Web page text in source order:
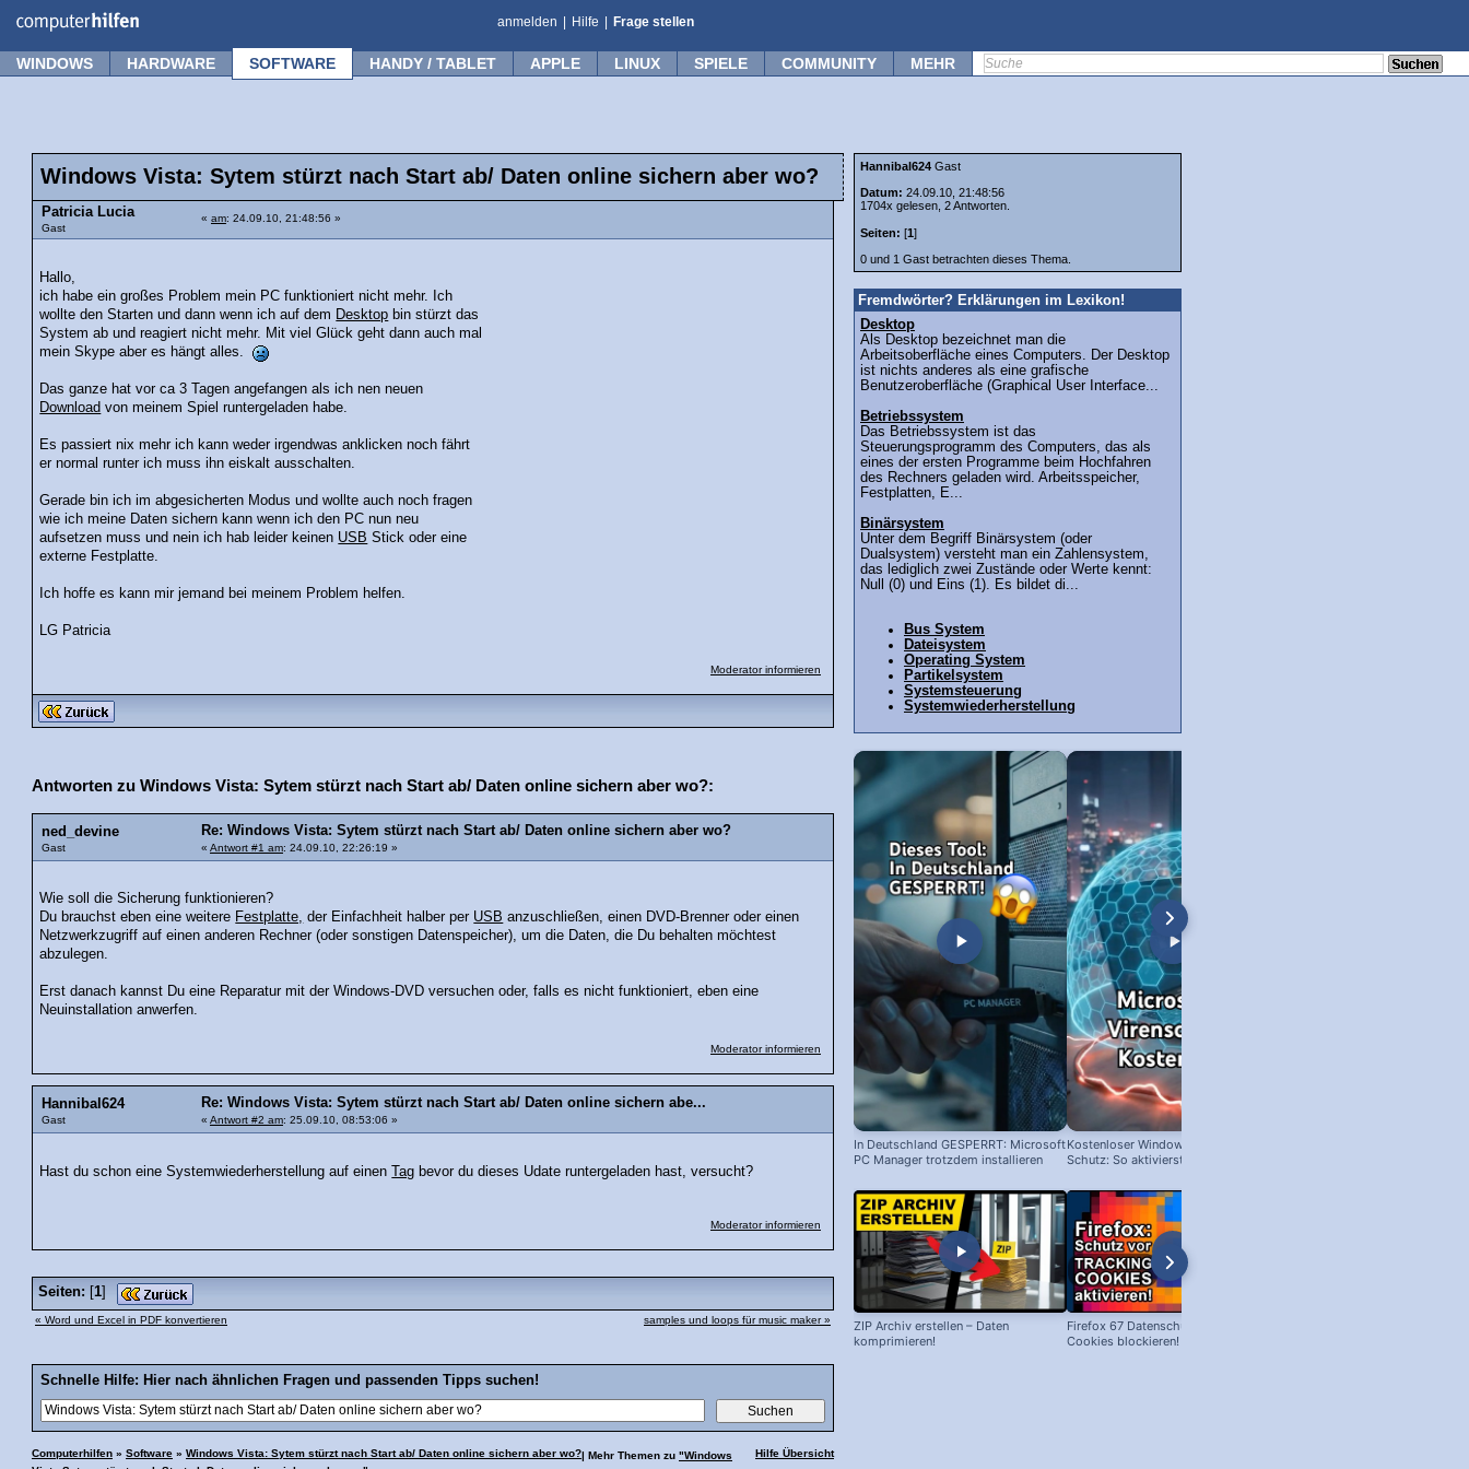
anmelden Hilfe Frage stellen
WINDOWS HARDWARE SOFTWARE HANDY / TABLET APPLE LINUX SPIELE COMMUNITY MEHR
Windows Vista: Sytem stürzt nach Start ab/ Daten online sichern aber wo?
Patricia Lucia
Gast
« am: 24.09.10, 21:48:56 »
Hallo,
ich habe ein großes Problem mein PC funktioniert nicht mehr. Ich
wollte den Starten und dann wenn ich auf dem Desktop bin stürzt das
System ab und reagiert nicht mehr. Mit viel Glück geht dann auch mal
mein Skype aber es hängt alles.
Das ganze hat vor ca 3 Tagen angefangen als ich nen neuen
Download von meinem Spiel runtergeladen habe.
Es passiert nix mehr ich kann weder irgendwas anklicken noch fährt
er normal runter ich muss ihn eiskalt ausschalten.
Gerade bin ich im abgesicherten Modus und wollte auch noch fragen
wie ich meine Daten sichern kann wenn ich den PC nun neu
aufsetzen muss und nein ich hab leider keinen USB Stick oder eine
externe Festplatte.
Ich hoffe es kann mir jemand bei meinem Problem helfen.
LG Patricia
Moderator informieren
Antworten zu Windows Vista: Sytem stürzt nach Start ab/ Daten online sichern aber wo?:
ned_devine
Gast
Re: Windows Vista: Sytem stürzt nach Start ab/ Daten online sichern aber wo?
« Antwort #1 am: 24.09.10, 22:26:19 »
Wie soll die Sicherung funktionieren?
Du brauchst eben eine weitere Festplatte, der Einfachheit halber per USB anzuschließen, einen DVD-Brenner oder einen
Netzwerkzugriff auf einen anderen Rechner (oder sonstigen Datenspeicher), um die Daten, die Du behalten möchtest
abzulegen.
Erst danach kannst Du eine Reparatur mit der Windows-DVD versuchen oder, falls es nicht funktioniert, eben eine
Neuinstallation anwerfen.
Moderator informieren
Hannibal624
Gast
Re: Windows Vista: Sytem stürzt nach Start ab/ Daten online sichern abe...
« Antwort #2 am: 25.09.10, 08:53:06 »
Hast du schon eine Systemwiederherstellung auf einenTag bevor du dieses Udate runtergeladen hast, versucht?
Moderator informieren
Seiten: [1]
« Word und Excel in PDF konvertieren samples und loops für music maker »
Schnelle Hilfe: Hier nach ähnlichen Fragen und passenden Tipps suchen!
Computerhilfen » Software » Windows Vista: Sytem stürzt nach Start ab/ Daten online sichern aber wo? Hilfe Übersicht
| Mehr Themen zu "Windows
Hannibal624 Gast
Datum: 24.09.10, 21:48:56
1704x gelesen, 2 Antworten.
Seiten: [1]
0 und 1 Gast betrachten dieses Thema.
Fremdwörter? Erklärungen im Lexikon!
Desktop
Als Desktop bezeichnet man die
Arbeitsoberfläche eines Computers. Der Desktop
ist nichts anderes als eine grafische
Benutzeroberfläche (Graphical User Interface...
Betriebssystem
Das Betriebssystem ist das
Steuerungsprogramm des Computers, das als
eines der ersten Programme beim Hochfahren
des Rechners geladen wird. Arbeitsspeicher,
Festplatten, E...
Binärsystem
Unter dem Begriff Binärsystem (oder
Dualsystem) versteht man ein Zahlensystem,
das lediglich zwei Zustände oder Werte kennt:
Null (0) und Eins (1). Es bildet di...
Bus System
Dateisystem
Operating System
Partikelsystem
Systemsteuerung
Systemwiederherstellung
In Deutschland GESPERRT: Microsoft
PC Manager trotzdem installieren
Kostenloser Windows Anti-Viren-
Schutz: So aktivierst du ihn!
ZIP Archiv erstellen – Daten
komprimieren!
Firefox 67 Datenschutz: Tracking
Cookies blockieren!